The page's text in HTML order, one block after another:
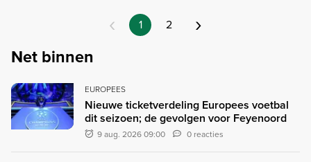
‹ 1 2 ›
Net binnen
EUROPEES
Nieuwe ticketverdeling Europees voetbal
dit seizoen; de gevolgen voor Feyenoord
9 aug. 2026 09:00 0 reacties